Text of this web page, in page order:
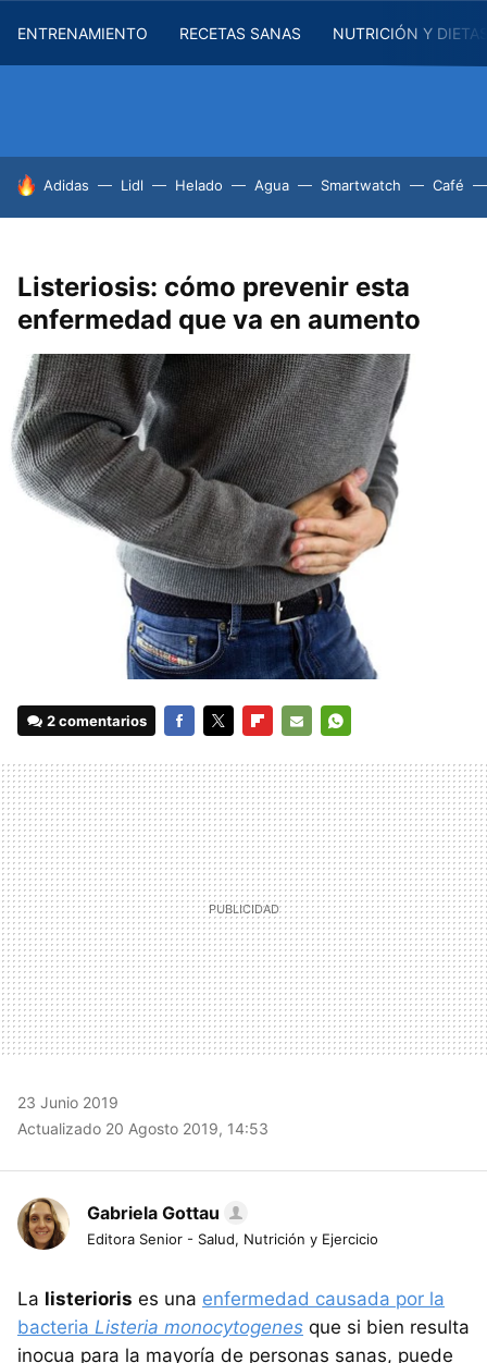
ENTRENAMIENTO RECETAS SANAS NUTRICIÓN Y
HOY SE HABLA DE
Adidas Lidl Helado Agua Smartwatch Café
Listeriosis: cómo prevenir esta
enfermedad que va en aumento
2 comentarios
MAIL
23 Junio 2019
Actualizado 20 Agosto 2019, 14:53
Gabriela Gottau
Editora Senior - Salud, Nutrición y Ejercicio
La listerioris es una enfermedad causada por la
bacteria Listeria monocytogenes que si bien resulta
inocua para la mayoría de personas sanas, puede